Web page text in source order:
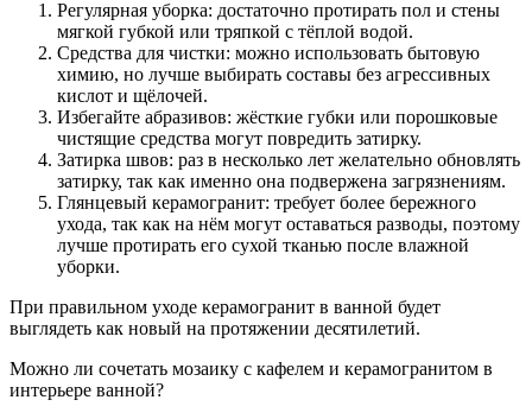
Регулярная уборка: достаточно протирать пол и стены
мягкой губкой или тряпкой с тёплой водой.
Средства для чистки: можно использовать бытовую
химию, но лучше выбирать составы без агрессивных
кислот и щёлочей.
Избегайте абразивов: жёсткие губки или порошковые
чистящие средства могут повредить затирку.
Затирка швов: раз в несколько лет желательно обновлять
затирку, так как именно она подвержена загрязнениям.
Глянцевый керамогранит: требует более бережного
ухода, так как на нём могут оставаться разводы, поэтому
лучше протирать его сухой тканью после влажной
уборки.
При правильном уходе керамогранит в ванной будет
выглядеть как новый на протяжении десятилетий.
Можно ли сочетать мозаику с кафелем и керамогранитом в
интерьере ванной?